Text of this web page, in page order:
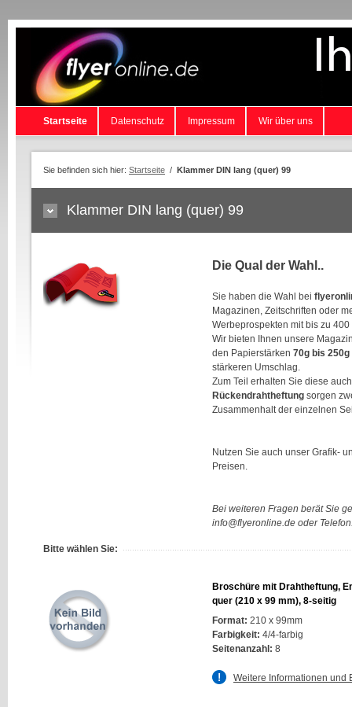
Startseite Datenschutz Impressum Wir über uns
Sie befinden sich hier: Startseite / Klammer DIN lang (quer) 99
Klammer DIN lang (quer) 99
Die Qual der Wahl..
Sie haben die Wahl bei
Magazinen, Zeitschriften oder
Werbeprospekten mit bis zu 400
Wir bieten Ihnen unsere
den Papierstärken 70g bis 250g
stärkeren Umschlag.
Zum Teil erhalten Sie diese
Rückendrahtheftung sorgen
Zusammenhalt der einzelnen
Nutzen Sie auch unser Grafik-
Preisen.
Bei weiteren Fragen berät Sie
info@flyeronline.de oder
Bitte wählen Sie:
Broschüre mit Drahtheftung,
quer (210 x 99 mm), 8-seitig
Format: 210 x 99mm
Farbigkeit: 4/4-farbig
Seitenanzahl: 8
Weitere Informationen und